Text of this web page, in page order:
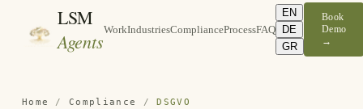
LSM
AgentsWorkIndustriesComplianceProcessFAQ
EN
DE
GR
Book
Demo
→
Home /Compliance /DSGVO